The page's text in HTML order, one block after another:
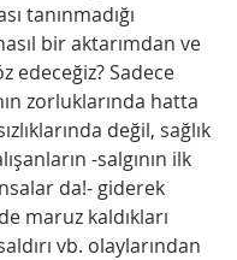
tanınmadığı
bir aktarımdan ve
edeceğiz? Sadece
zorluklarında hatta
değil, sağlık
-salgının ilk
da!- giderek
maruz kaldıkları
vb. olaylarından